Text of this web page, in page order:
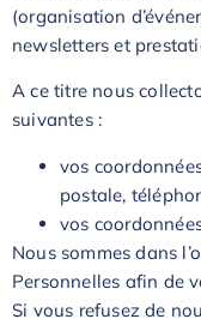
(organisation
newsletters et
A ce titre nous
suivantes :
vos
postale,
vos
Nous sommes dans
Personnelles afin de
Si vous refusez de